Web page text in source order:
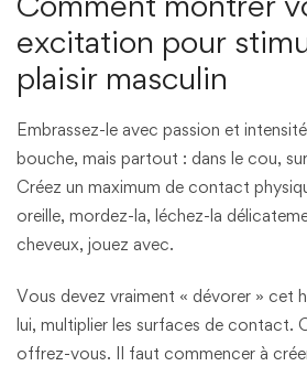
excitation pour
plaisir masculin
Embrassez-le avec passion et
bouche, mais partout : dans le cou,
Créez un maximum de contact
oreille, mordez-la, léchez-la
cheveux, jouez avec.
Vous devez vraiment « dévorer » cet
lui, multiplier les surfaces de contact.
offrez-vous. Il faut commencer à